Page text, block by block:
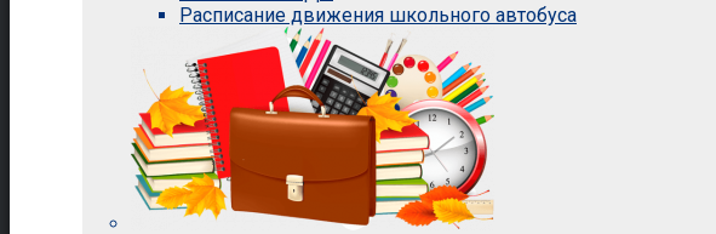
Расписание движения школьного автобуса